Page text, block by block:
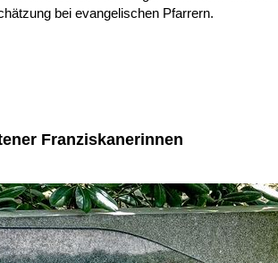
bei evangelischen Pfarrern.
Franziskanerinnen